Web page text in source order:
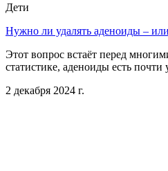
Дети
Нужно ли удалять аденоиды –
Этот вопрос встаёт перед
статистике, аденоиды есть
2 декабря 2024 г.